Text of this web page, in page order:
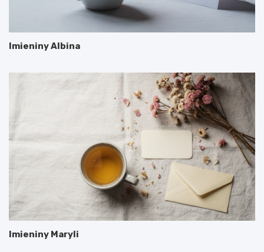
Imieniny Albina
Imieniny Maryli